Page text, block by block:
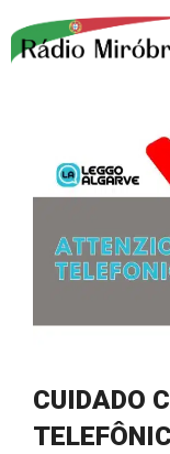
para
CUIDADO